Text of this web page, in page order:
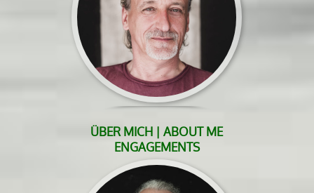
ÜBER MICH | ABOUT ME
ENGAGEMENTS